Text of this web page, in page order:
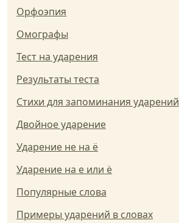
Орфоэпия
Омографы
Тест на ударения
Результаты теста
Стихи для запоминания ударений
Двойное ударение
Ударение не на ё
Ударение на е или ё
Популярные слова
Примеры ударений в словах